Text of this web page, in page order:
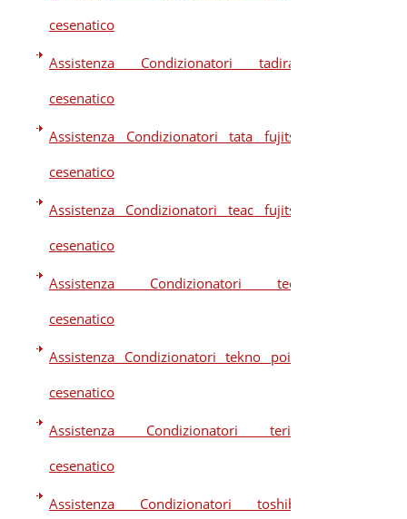
cesenatico
Assistenza Condizionatori tadiran
cesenatico
Assistenza Condizionatori tata fujitsu
cesenatico
Assistenza Condizionatori teac fujitsu
cesenatico
Assistenza Condizionatori teco
cesenatico
Assistenza Condizionatori tekno point
cesenatico
Assistenza Condizionatori terim
cesenatico
Assistenza Condizionatori toshiba